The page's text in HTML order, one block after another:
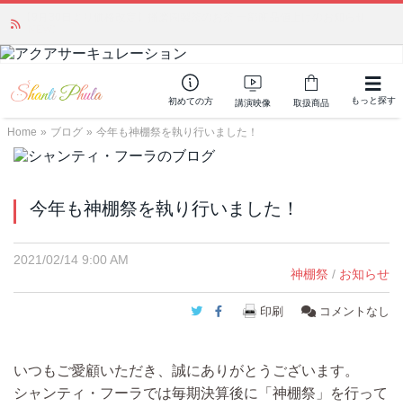
初めての方 講演映像 取扱商品 もっと探す
Home » ブログ » 今年も神棚祭を執り行いました！
今年も神棚祭を執り行いました！
2021/02/14 9:00 AM
神棚祭 / お知らせ
Twitter
Facebook
印刷 コメントなし
いつもご愛顧いただき、誠にありがとうございます。
シャンティ・フーラでは毎期決算後に「神棚祭」を行って